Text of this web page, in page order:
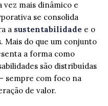
vez mais dinâmico e
se consolida
a sustentabilidade e o
Mais do que um conjunto
a forma como
são distribuídas
sempre com foco na
de valor.